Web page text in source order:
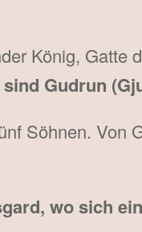
König, Gatte
Gudrun
Söhnen. Von
wo sich